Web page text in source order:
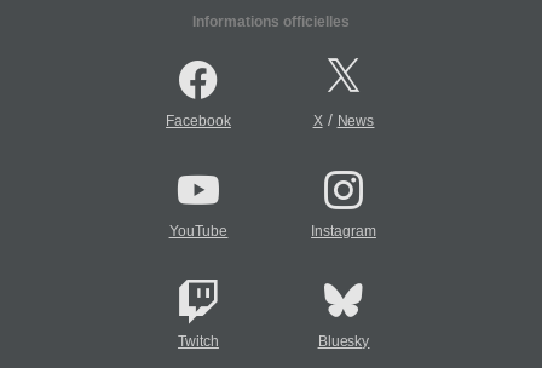
Informations officielles
Facebook X/ News
YouTube Instagram
Twitch Bluesky